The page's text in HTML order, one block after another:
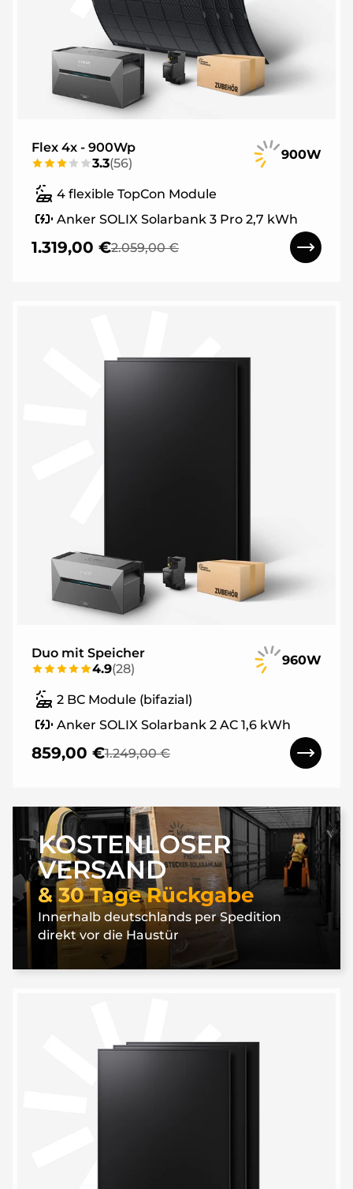
Flex 4x - 900Wp
3.3(56)
900W
4 flexible TopCon Module
Anker SOLIX Solarbank 3 Pro 2,7 kWh
1.319,00 €2.059,00 €
Duo mit Speicher
4.9(28)
960W
2 BC Module (bifazial)
Anker SOLIX Solarbank 2 AC 1,6 kWh
859,00 €1.249,00 €
KOSTENLOSER
VERSAND
& 30 Tage Rückgabe
Innerhalb deutschlands per Spedition
direkt vor die Haustür